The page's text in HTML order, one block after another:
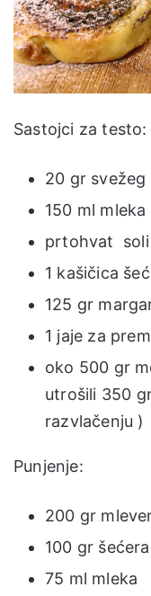
Sastojci za testo:
20 gr svežeg
150 ml mleka
prtohvat soli
1 kašičica
125 gr
1 jaje za
oko 500 gr
utrošili 350
razvlačenju )
Punjenje:
200 gr
100 gr šećera
75 ml mleka